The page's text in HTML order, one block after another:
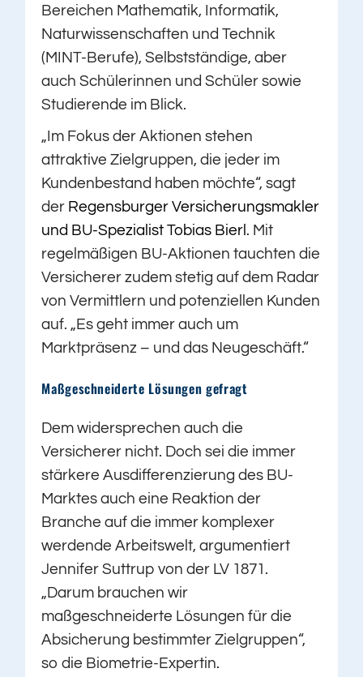
Bereichen Mathematik, Informatik,
Naturwissenschaften und Technik
(MINT-Berufe), Selbstständige, aber
auch Schülerinnen und Schüler sowie
Studierende im Blick.
„Im Fokus der Aktionen stehen
attraktive Zielgruppen, die jeder im
Kundenbestand haben möchte“, sagt
der Regensburger Versicherungsmakler
und BU-Spezialist Tobias Bierl . Mit
regelmäßigen BU-Aktionen tauchten die
Versicherer zudem stetig auf dem Radar
von Vermittlern und potenziellen Kunden
auf. „Es geht immer auch um
Marktpräsenz – und das Neugeschäft.“
Maßgeschneiderte Lösungen gefragt
Dem widersprechen auch die
Versicherer nicht. Doch sei die immer
stärkere Ausdifferenzierung des BU-
Marktes auch eine Reaktion der
Branche auf die immer komplexer
werdende Arbeitswelt, argumentiert
Jennifer Suttrup von der LV 1871.
„Darum brauchen wir
maßgeschneiderte Lösungen für die
Absicherung bestimmter Zielgruppen“,
so die Biometrie-Expertin.